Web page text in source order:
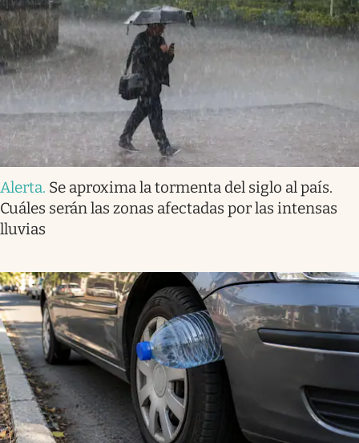
Alerta. Se aproxima la tormenta del siglo al país.
Cuáles serán las zonas afectadas por las intensas
lluvias